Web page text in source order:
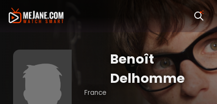
Benoît
Delhomme
France